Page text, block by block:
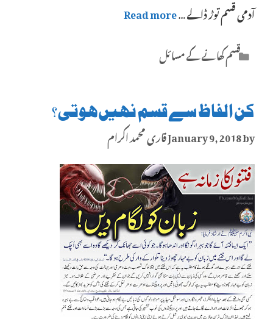
آدمی قسم توڑ ڈالے …Read more
Categories
قسم کھانے کے مسائل
کن الفاظ سے قسم نہیں ہوتی؟
January 9, 2018by قاری محمد اکرام